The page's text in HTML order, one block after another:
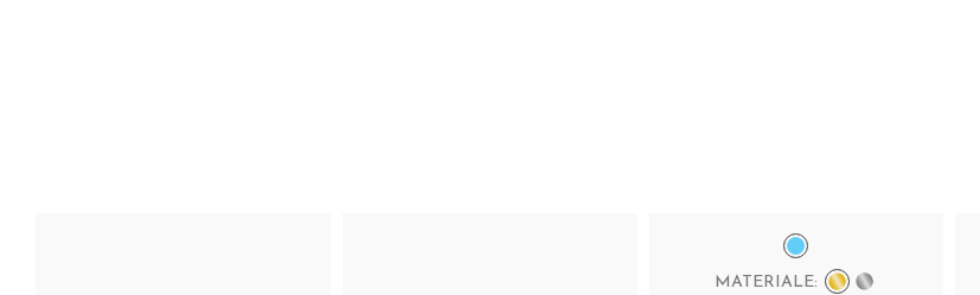
MATERIALE: